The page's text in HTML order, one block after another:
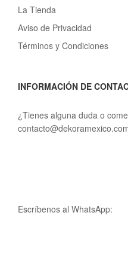
La Tienda
Aviso de Privacidad
Términos y Condiciones
INFORMACIÓN DE
¿Tienes alguna duda o
Escríbenos al WhatsApp: